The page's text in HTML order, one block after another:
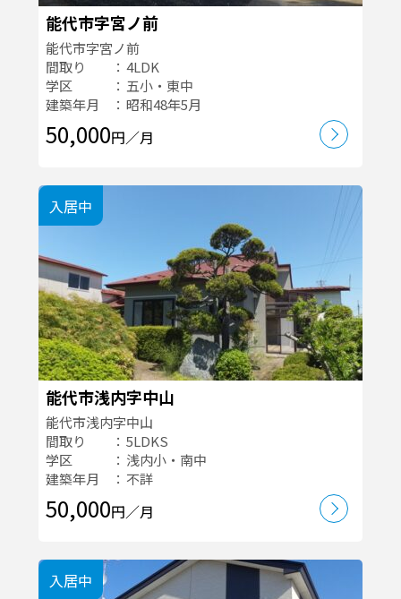
能代市字宮ノ前
能代市字宮ノ前
間取り
4LDK
学区
五小・東中
建築年月
昭和48年5月
50,000円／月
入居中
能代市浅内字中山
能代市浅内字中山
間取り
5LDKS
学区
浅内小・南中
建築年月
不詳
50,000円／月
入居中